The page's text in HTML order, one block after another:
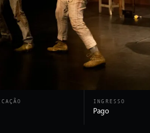
INGRESSO
Pago